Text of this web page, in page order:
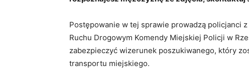
Postępowanie w tej sprawie prowadzą policjanci
Ruchu Drogowym Komendy Miejskiej Policji w
zabezpieczyć wizerunek poszukiwanego, który
transportu miejskiego.